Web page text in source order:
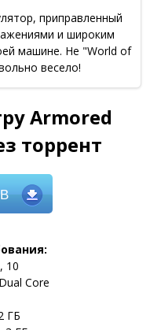
приправленный
и широким
машине. Не "World of
весело!
Armored
торрент
10
Core
ГБ